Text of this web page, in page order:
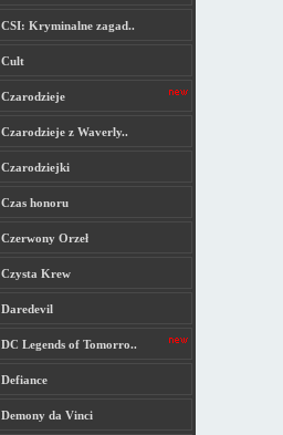
CSI: Kryminalne zagad..
Cult
Czarodzieje
Czarodzieje z Waverly..
Czarodziejki
Czas honoru
Czerwony Orzeł
Czysta Krew
Daredevil
DC Legends of Tomorro..
Defiance
Demony da Vinci